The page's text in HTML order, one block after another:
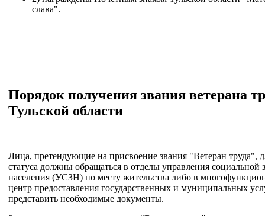
слава".
Порядок получения звания ветерана
Тульской области
Лица, претендующие на присвоение звания "Ветеран труда",
статуса должны обращаться в отделы управления социальной
населения (УСЗН) по месту жительства либо в
центр предоставления государственных и муниципальных
представить необходимые документы.